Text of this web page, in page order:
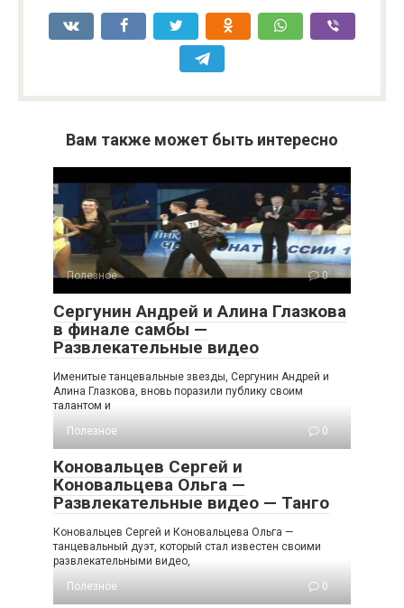
Вам также может быть интересно
Полезное 0
Сергунин Андрей и Алина Глазкова
в финале самбы —
Развлекательные видео
Именитые танцевальные звезды, Сергунин Андрей и
Алина Глазкова, вновь поразили публику своим
талантом и
Полезное
0
Коновальцев Сергей и
Коновальцева Ольга —
Развлекательные видео — Танго
Коновальцев Сергей и Коновальцева Ольга —
танцевальный дуэт, который стал известен своими
развлекательными видео,
Полезное
0